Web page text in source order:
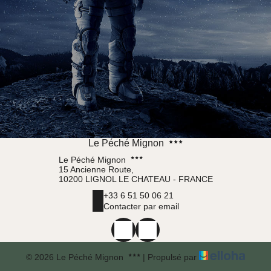
Le Péché Mignon
Le Péché Mignon
15 Ancienne Route,
10200 LIGNOL LE CHATEAU - FRANCE
+33 6 51 50 06 21
Contacter par email
© 2026 Le Péché Mignon | Propulsé par